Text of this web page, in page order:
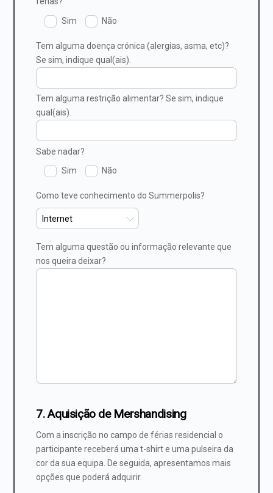
Sim
Não
Tem alguma doença crónica (alergias, asma, etc)?
Se sim, indique qual(ais).
Tem alguma restrição alimentar? Se sim, indique
qual(ais).
Sabe nadar?
Sim
Não
Como teve conhecimento do Summerpolis?
Tem alguma questão ou informação relevante que
nos queira deixar?
7. Aquisição de Mershandising
Com a inscrição no campo de férias residencial o
participante receberá uma t-shirt e uma pulseira da
cor da sua equipa. De seguida, apresentamos mais
opções que poderá adquirir.